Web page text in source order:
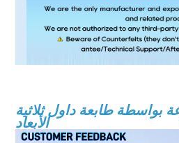
بواسطة طابعة داول ثلاثية
الأبعاد